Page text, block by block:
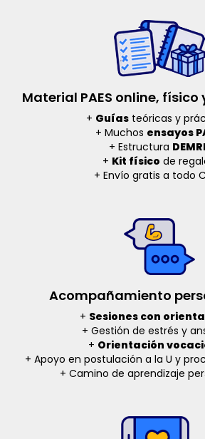
Material PAES online,
+ Guías teóricas y
+ Muchos ensayos
+ Estructura
+ Kit físico de
+ Envío gratis a todo
Acompañamiento
+ Sesiones con
+ Gestión de estrés y
+ Orientación
+ Apoyo en postulación a la U y
+ Camino de aprendizaje